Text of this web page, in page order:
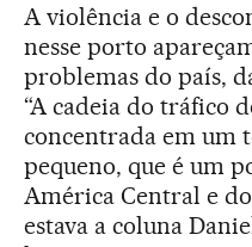
A violência e o
nesse porto
problemas do país,
“A cadeia do tráfico
concentrada em
pequeno, que é um
América Central e
estava a coluna